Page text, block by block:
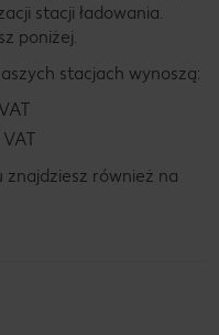
stacji ładowania.
poniżej.
stacjach wynoszą:
znajdziesz również na